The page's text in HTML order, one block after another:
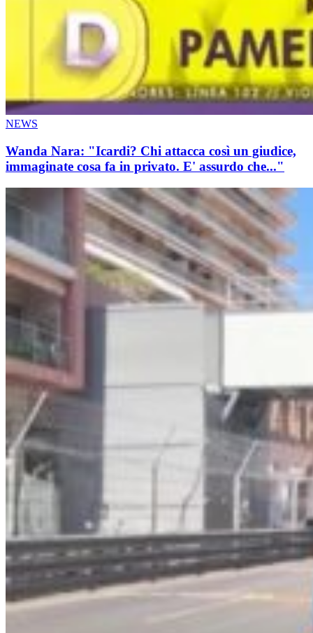
NEWS
Wanda Nara: "Icardi? Chi attacca così un giudice,
immaginate cosa fa in privato. E' assurdo che..."